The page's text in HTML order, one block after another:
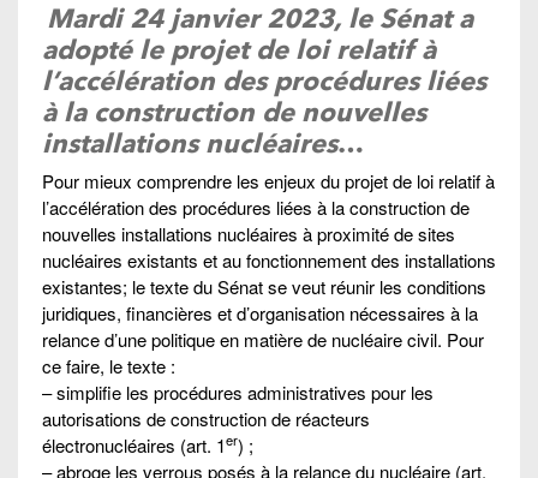
Mardi 24 janvier 2023, le Sénat a
adopté le projet de loi relatif à
l’accélération des procédures liées
à la construction de nouvelles
installations nucléaires…
Pour mieux comprendre les enjeux du projet de loi relatif à
l’accélération des procédures liées à la construction de
nouvelles installations nucléaires à proximité de sites
nucléaires existants et au fonctionnement des installations
existantes; le texte du Sénat se veut réunir les conditions
juridiques, financières et d’organisation nécessaires à la
relance d’une politique en matière de nucléaire civil. Pour
ce faire, le texte :
– simplifie les procédures administratives pour les
autorisations de construction de réacteurs
électronucléaires (art. 1er) ;
– abroge les verrous posés à la relance du nucléaire (art.